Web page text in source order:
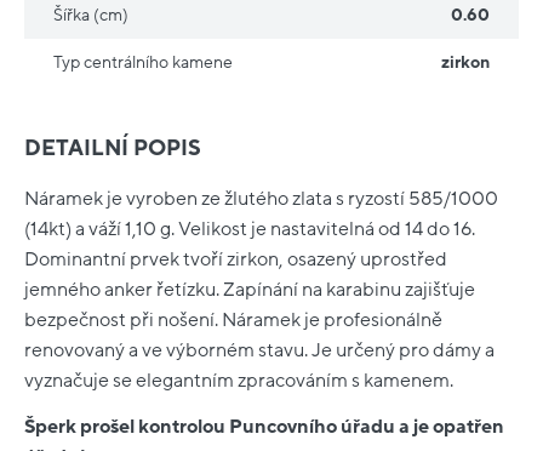
DETAILNÍ POPIS
Náramek je vyroben ze žlutého zlata s ryzostí 585/1000
(14kt) a váží 1,10 g. Velikost je nastavitelná od 14 do 16.
Dominantní prvek tvoří zirkon, osazený uprostřed
jemného anker řetízku. Zapínání na karabinu zajišťuje
bezpečnost při nošení. Náramek je profesionálně
renovovaný a ve výborném stavu. Je určený pro dámy a
vyznačuje se elegantním zpracováním s kamenem.
Šperk prošel kontrolou Puncovního úřadu a je opatřen
Šířka (cm) 0.60
Typ centrálního kamene zirkon